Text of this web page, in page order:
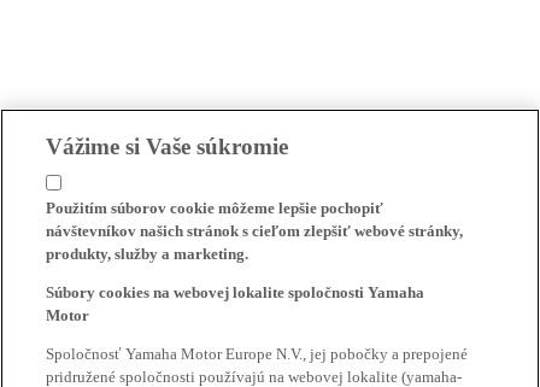
Vážime si Vaše súkromie
Použitím súborov cookie môžeme lepšie pochopiť
návštevníkov našich stránok s cieľom zlepšiť webové stránky,
produkty, služby a marketing.
Súbory cookies na webovej lokalite spoločnosti Yamaha
Motor
Spoločnosť Yamaha Motor Europe N.V., jej pobočky a prepojené
pridružené spoločnosti používajú na webovej lokalite (yamaha-